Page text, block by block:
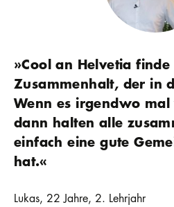
»Cool an Helvetia finde
Zusammenhalt, der in
Wenn es irgendwo
dann halten alle
einfach eine gute
hat.«
Lukas, 22 Jahre, 2. Lehrjahr